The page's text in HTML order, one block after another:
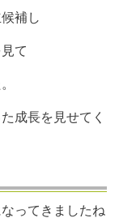
補し
て
成長を見せてく
ってきましたね